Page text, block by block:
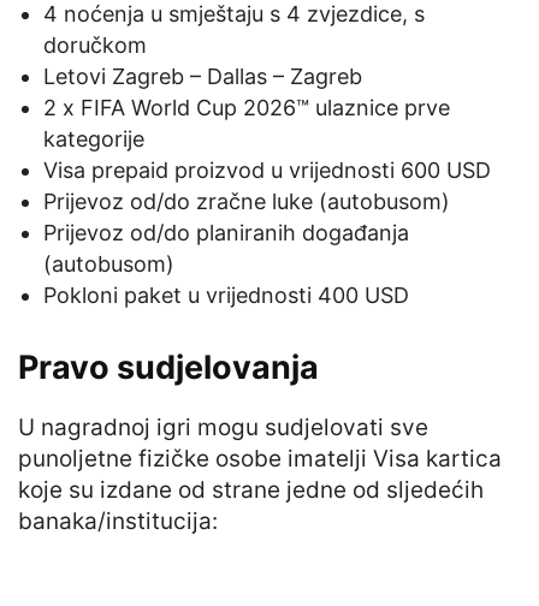
4 noćenja u smještaju s 4 zvjezdice, s
doručkom
Letovi Zagreb – Dallas – Zagreb
2 x FIFA World Cup 2026™ ulaznice prve
kategorije
Visa prepaid proizvod u vrijednosti 600 USD
Prijevoz od/do zračne luke (autobusom)
Prijevoz od/do planiranih događanja
(autobusom)
Pokloni paket u vrijednosti 400 USD
Pravo sudjelovanja
U nagradnoj igri mogu sudjelovati sve
punoljetne fizičke osobe imatelji Visa kartica
koje su izdane od strane jedne od sljedećih
banaka/institucija: